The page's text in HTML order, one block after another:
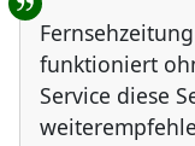
funktioniert
Service diese